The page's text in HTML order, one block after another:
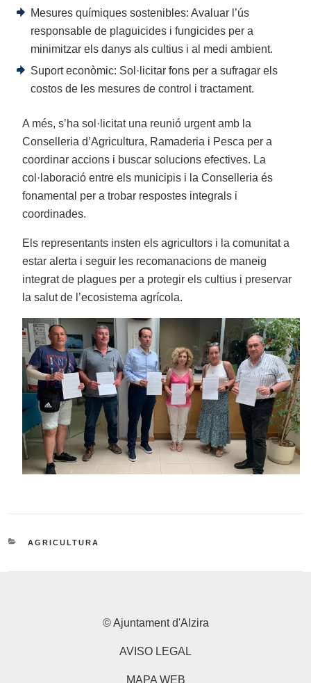
Mesures químiques sostenibles: Avaluar l’ús
responsable de plaguicides i fungicides per a
minimitzar els danys als cultius i al medi ambient.
Suport econòmic: Sol·licitar fons per a sufragar els
costos de les mesures de control i tractament.
A més, s’ha sol·licitat una reunió urgent amb la
Conselleria d’Agricultura, Ramaderia i Pesca per a
coordinar accions i buscar solucions efectives. La
col·laboració entre els municipis i la Conselleria és
fonamental per a trobar respostes integrals i
coordinades.
Els representants insten els agricultors i la comunitat a
estar alerta i seguir les recomanacions de maneig
integrat de plagues per a protegir els cultius i preservar
la salut de l’ecosistema agrícola.
CATEGORIES
AGRICULTURA
© Ajuntament d'Alzira
AVISO LEGAL
MAPA WEB